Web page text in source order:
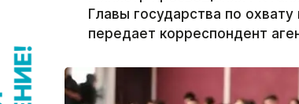
Главы государства по
передает корреспондент